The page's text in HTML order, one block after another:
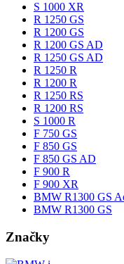
S 1000 XR
R 1250 GS
R 1200 GS
R 1200 GS AD
R 1250 GS AD
R 1250 R
R 1200 R
R 1250 RS
R 1200 RS
S 1000 R
F 750 GS
F 850 GS
F 850 GS AD
F 900 R
F 900 XR
BMW R1300 GS
BMW R1300 GS
Značky